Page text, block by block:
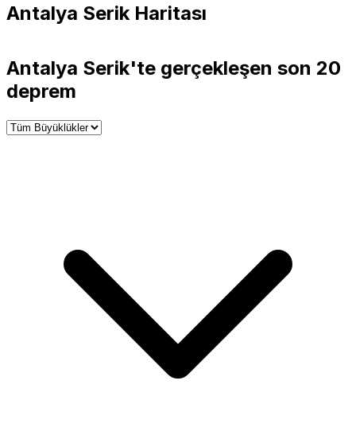
Antalya Serik Haritası
+
−
Antalya Serik'te gerçekleşen son 20
deprem